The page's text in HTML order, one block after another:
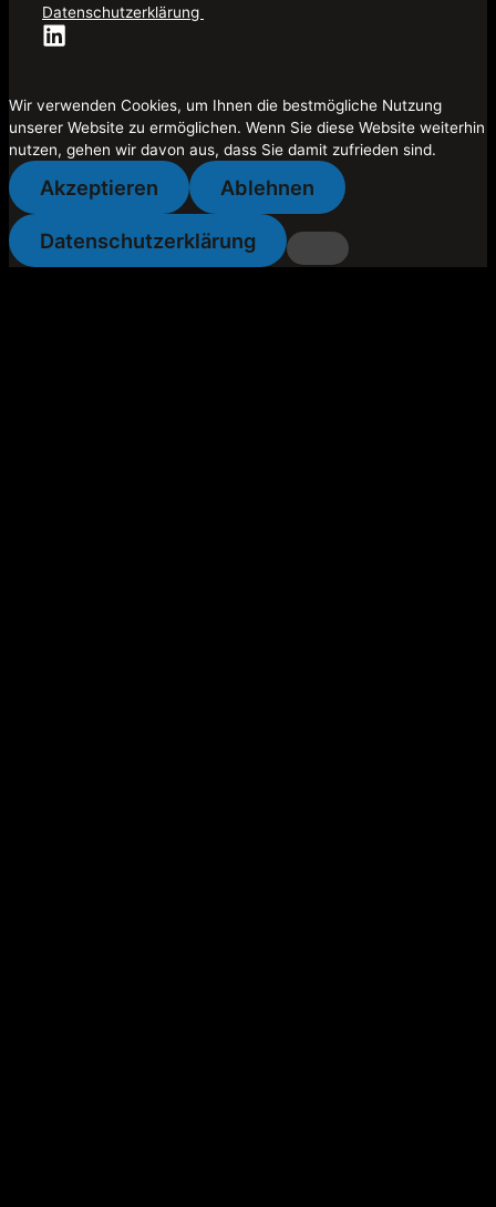
Datenschutzerklärung
Wir verwenden Cookies, um Ihnen die bestmögliche Nutzung
unserer Website zu ermöglichen. Wenn Sie diese Website weiterhin
nutzen, gehen wir davon aus, dass Sie damit zufrieden sind.
Akzeptieren Ablehnen
Datenschutzerklärung